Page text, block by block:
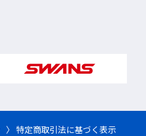
〉 特定商取引法に基づく表示